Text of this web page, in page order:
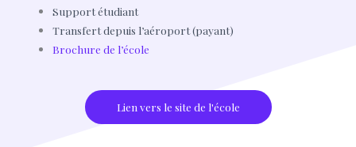
Support étudiant
Transfert depuis l’aéroport (payant)
Brochure de l’école
Lien vers le site de l'école